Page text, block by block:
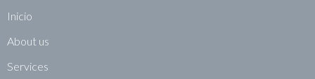
Inicio
About us
Services